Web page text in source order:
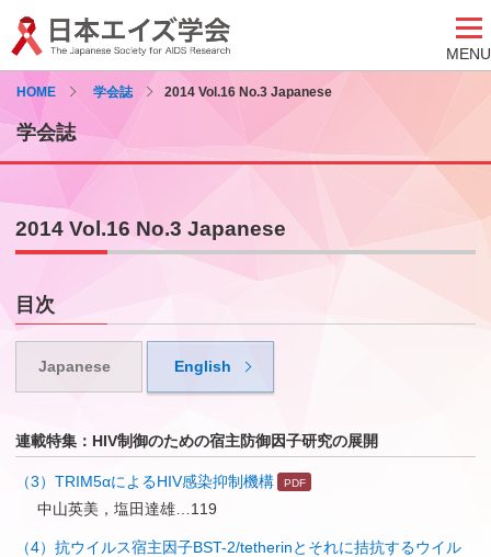
MENU
HOME 学会誌 2014 Vol.16 No.3 Japanese
学会誌
2014 Vol.16 No.3 Japanese
目次
Japanese English
連載特集：HIV制御のための宿主防御因子研究の展開
（3）TRIM5αによるHIV感染抑制機構
中山英美，塩田達雄…119
（4）抗ウイルス宿主因子BST-2/tetherinとそれに拮抗するウイル